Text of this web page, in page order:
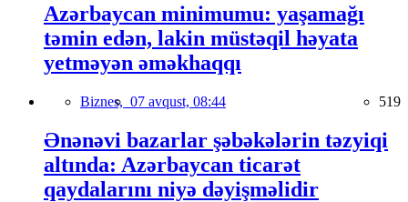
Azərbaycan minimumu: yaşamağı
təmin edən, lakin müstəqil həyata
yetməyən əməkhaqqı
Biznes, 07 avqust, 08:44 519
Ənənəvi bazarlar şəbəkələrin təzyiqi
altında: Azərbaycan ticarət
qaydalarını niyə dəyişməlidir